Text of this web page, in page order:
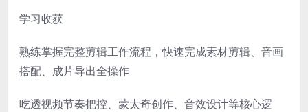
学习收获
熟练掌握完整剪辑工作流程，快速完成素材剪辑、音画
搭配、成片导出全操作
吃透视频节奏把控、蒙太奇创作、音效设计等核心逻